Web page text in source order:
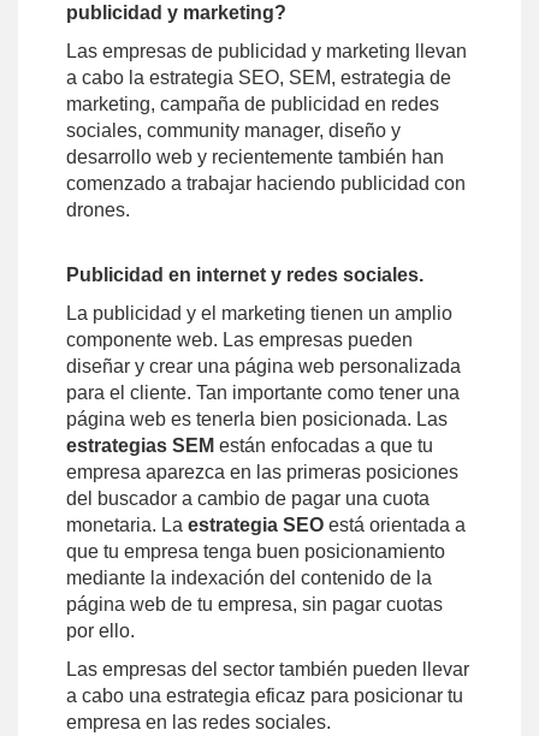
publicidad y marketing?
Las empresas de publicidad y marketing llevan
a cabo la estrategia SEO, SEM, estrategia de
marketing, campaña de publicidad en redes
sociales, community manager, diseño y
desarrollo web y recientemente también han
comenzado a trabajar haciendo publicidad con
drones.
Publicidad en internet y redes sociales.
La publicidad y el marketing tienen un amplio
componente web. Las empresas pueden
diseñar y crear una página web personalizada
para el cliente. Tan importante como tener una
página web es tenerla bien posicionada. Las
estrategias SEM están enfocadas a que tu
empresa aparezca en las primeras posiciones
del buscador a cambio de pagar una cuota
monetaria. La estrategia SEO está orientada a
que tu empresa tenga buen posicionamiento
mediante la indexación del contenido de la
página web de tu empresa, sin pagar cuotas
por ello.
Las empresas del sector también pueden llevar
a cabo una estrategia eficaz para posicionar tu
empresa en las redes sociales.